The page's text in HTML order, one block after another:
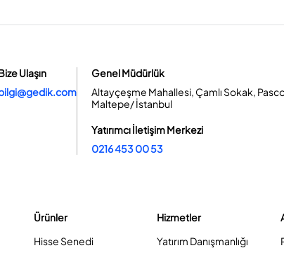
Ulaşın
Genel Müdürlük
Altayçeşme Mahallesi, Çamlı Sokak,
Maltepe/ İstanbul
Yatırımcı İletişim Merkezi
0216 453 00 53
Ürünler
Hisse Senedi
Hizmetler
Yatırım Danışmanlığı